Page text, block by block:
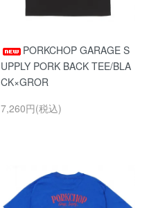
PORKCHOP GARAGE S
UPPLY PORK BACK TEE/BLA
CK×GROR
7,260円(税込)